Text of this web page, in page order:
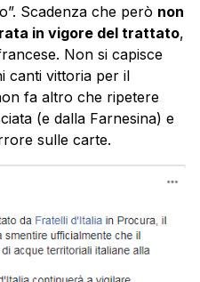
Scadenza che però non
in vigore del trattato,
Non si capisce
canti vittoria per il
fa altro che ripetere
(e dalla Farnesina) e
sulle carte.